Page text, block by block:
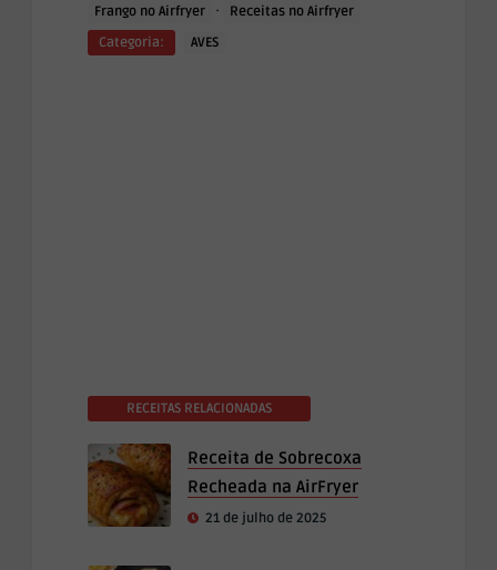
Frango no Airfryer ·
Receitas no Airfryer
Categoria:
AVES
RECEITAS RELACIONADAS
Receita de Sobrecoxa
Recheada na AirFryer
21 de julho de 2025